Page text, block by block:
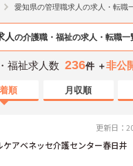
愛知県の管理職求人の求人・転職
人の介護職・福祉の求人・転職一
福祉求人数 236件 ＋非公
順 月収順
更新日：
アベネッセ介護センター春日井